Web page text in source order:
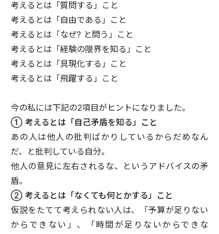
考えるとは「質問する」こと
考えるとは「自由である」こと
考えるとは「なぜ? と問う」こと
考えるとは「経験の限界を知る」こと
考えるとは「具現化する」こと
考えるとは「飛躍する」こと
今の私には下記の2項目がヒントになりました。
① 考えるとは「自己矛盾を知る」こと
あの人は他人の批判ばかりしているからだめなん
だ、と批判している自分。
他人の意見に左右されるな、というアドバイスの矛
盾。
② 考えるとは「なくても何とかする」こと
仮説をたてて考えられない人は、「予算が足りない
からできない」、「時間が足りないからできな